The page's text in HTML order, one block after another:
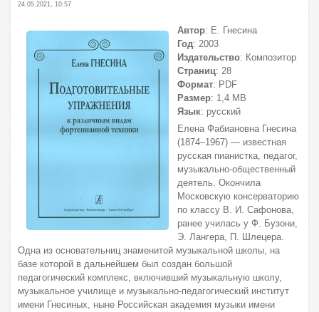
24.05.2021, 10:57
Автор: Е. Гнесина
Год: 2003
Издательство: Композитор
Страниц: 28
Формат: PDF
Размер: 1,4 МВ
Язык: русский
Елена Фабиановна Гнесина
(1874–1967) — известная
русская пианистка, педагог,
музыкально-общественный
деятель. Окончила
Московскую консерваторию
по классу В. И. Сафонова,
ранее училась у Ф. Бузони,
Э. Лангера, П. Шлецера.
Одна из основательниц знаменитой музыкальной школы, на
базе которой в дальнейшем был создан большой
педагогический комплекс, включивший музыкальную школу,
музыкальное училище и музыкально-педагогический институт
имени Гнесиных, ныне Российская академия музыки имени